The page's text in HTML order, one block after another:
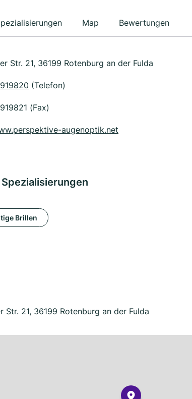
Map Bewertungen
Str. 21, 36199 Rotenburg an der Fulda
(Telefon)
(Fax)
augenoptik.net
Brillen
Str. 21, 36199 Rotenburg an der Fulda